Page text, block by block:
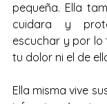
pequeña. Ella
cuidara y
escuchar y por lo
tu dolor ni el de
Ella misma vive